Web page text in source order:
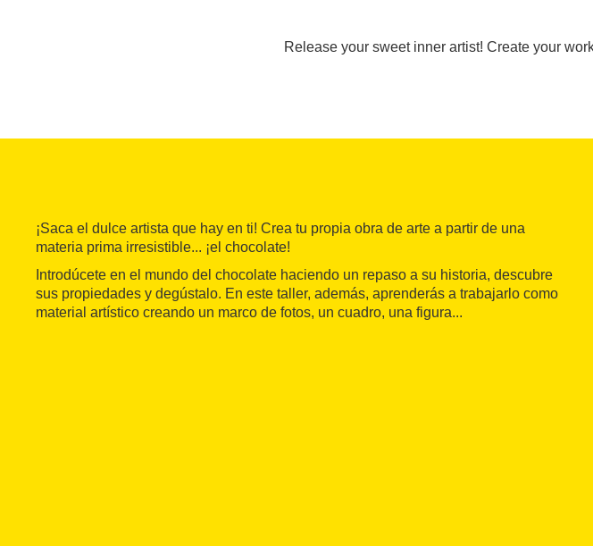
Release your sweet inner artist! Create your
¡Saca el dulce artista que hay en ti! Crea tu propia obra de arte a partir de una
materia prima irresistible... ¡el chocolate!
Introdúcete en el mundo del chocolate haciendo un repaso a su historia, descubre
sus propiedades y degústalo. En este taller, además, aprenderás a trabajarlo como
material artístico creando un marco de fotos, un cuadro, una figura...